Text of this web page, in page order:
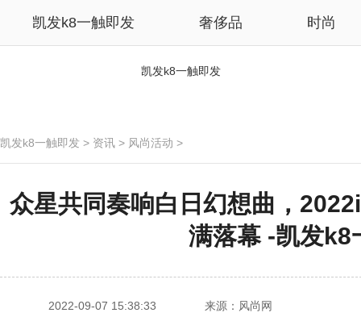
凯发k8一触即发 奢侈品 时尚
凯发k8一触即发
凯发k8一触即发 > 资讯 > 风尚活动 >
众星共同奏响白日幻想曲，
满落幕 -凯发k8
2022-09-07 15:38:33 来源：风尚网